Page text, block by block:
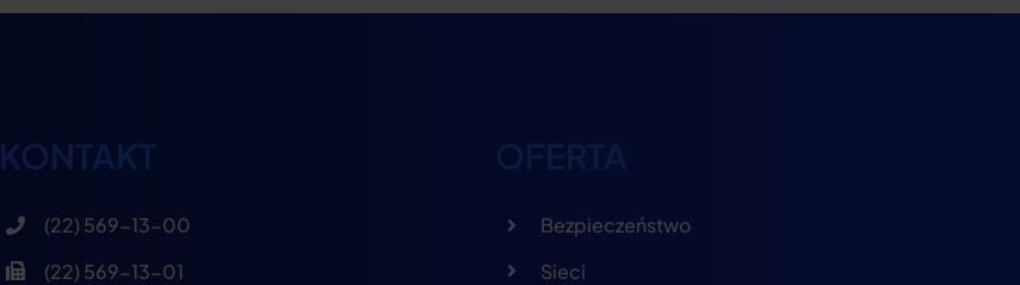
KONTAKT
(22) 569-13-00
(22) 569-13-01
OFERTA
Bezpieczeństwo
Sieci